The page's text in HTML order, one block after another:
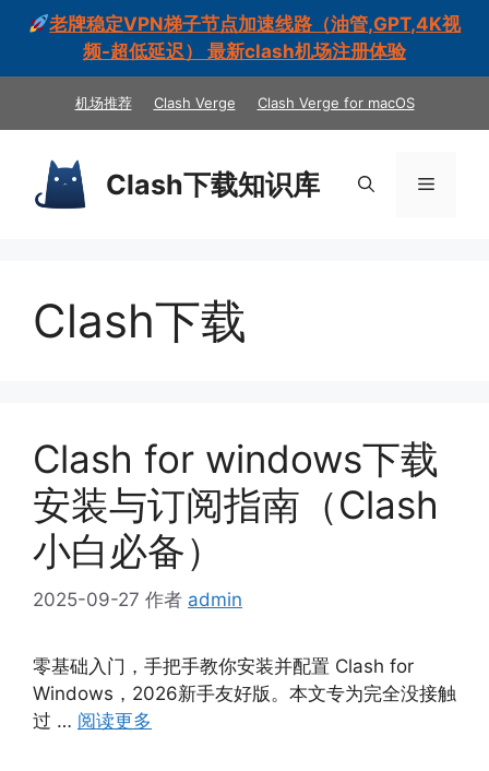
老牌稳定VPN梯子节点加速线路（油管,GPT,4K视
频-超低延迟） 最新clash机场注册体验
机场推荐 Clash Verge Clash Verge for macOS
Clash下载知识库 菜
Clash下载
Clash for windows下载
安装与订阅指南（Clash
小白必备）
2025-09-27 作者 admin
零基础入门，手把手教你安装并配置 Clash for
Windows，2026新手友好版。本文专为完全没接触
过 … 阅读更多